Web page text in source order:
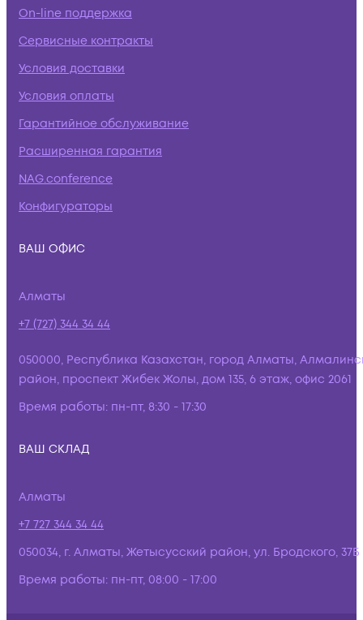
On-line поддержка
Сервисные контракты
Условия доставки
Условия оплаты
Гарантийное обслуживание
Расширенная гарантия
NAG.conference
Конфигураторы
ВАШ ОФИС
Алматы
+7 (727) 344 34 44
050000, Республика Казахстан, город Алматы,
район, проспект Жибек Жолы, дом 135, 6 этаж, офис 2061
Время работы: пн-пт, 8:30 - 17:30
ВАШ СКЛАД
Алматы
+7 727 344 34 44
050034, г. Алматы, Жетысусский район, ул. Бродского, 37Б
Время работы: пн-пт, 08:00 - 17:00